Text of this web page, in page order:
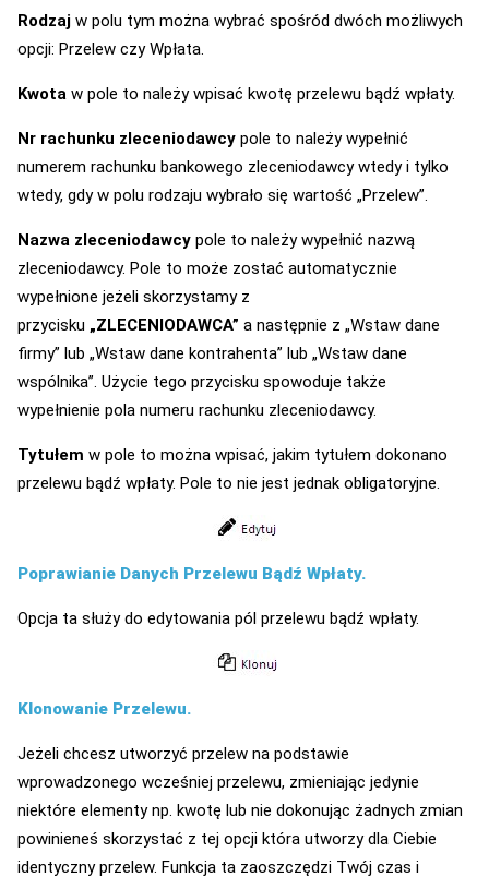
Rodzaj w polu tym można wybrać spośród dwóch możliwych
opcji: Przelew czy Wpłata.
Kwota w pole to należy wpisać kwotę przelewu bądź wpłaty.
Nr rachunku zleceniodawcy pole to należy wypełnić
numerem rachunku bankowego zleceniodawcy wtedy i tylko
wtedy, gdy w polu rodzaju wybrało się wartość „Przelew”.
Nazwa zleceniodawcy pole to należy wypełnić nazwą
zleceniodawcy. Pole to może zostać automatycznie
wypełnione jeżeli skorzystamy z
przycisku „ZLECENIODAWCA” a następnie z „Wstaw dane
firmy” lub „Wstaw dane kontrahenta” lub „Wstaw dane
wspólnika”. Użycie tego przycisku spowoduje także
wypełnienie pola numeru rachunku zleceniodawcy.
Tytułem w pole to można wpisać, jakim tytułem dokonano
przelewu bądź wpłaty. Pole to nie jest jednak obligatoryjne.
Poprawianie Danych Przelewu Bądź Wpłaty.
Opcja ta służy do edytowania pól przelewu bądź wpłaty.
Klonowanie Przelewu.
Jeżeli chcesz utworzyć przelew na podstawie
wprowadzonego wcześniej przelewu, zmieniając jedynie
niektóre elementy np. kwotę lub nie dokonując żadnych zmian
powinieneś skorzystać z tej opcji która utworzy dla Ciebie
identyczny przelew. Funkcja ta zaoszczędzi Twój czas i